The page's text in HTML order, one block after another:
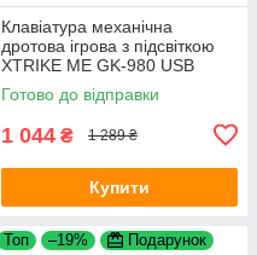
Клавіатура механічна
дротова ігрова з підсвіткою
XTRIKE ME GK-980 USB
Black
Готово до відправки
1 044 ₴ 1 289 ₴
Купити
Топ –19% Подарунок